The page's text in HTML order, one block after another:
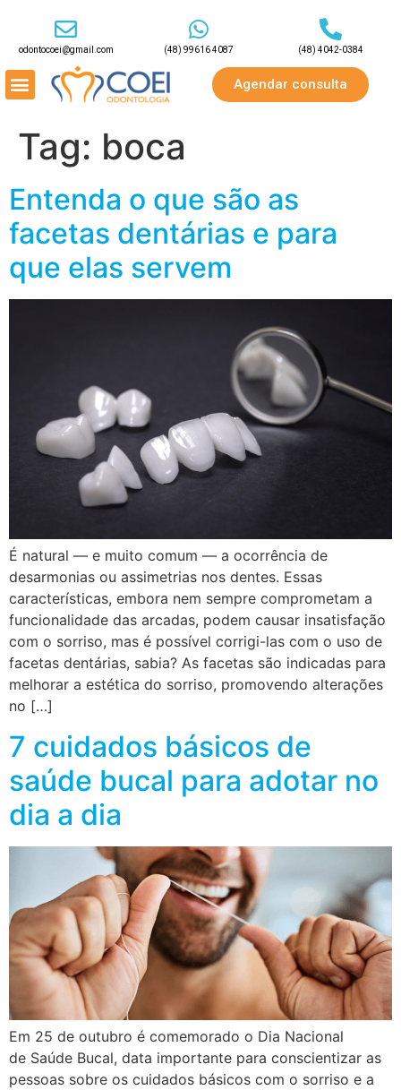
odontocoei@gmail.com (48) 99616 4087 (48) 4042-0384
Agendar consulta
Tag: boca
Entenda o que são as
facetas dentárias e para
que elas servem
É natural — e muito comum — a ocorrência de
desarmonias ou assimetrias nos dentes. Essas
características, embora nem sempre comprometam a
funcionalidade das arcadas, podem causar insatisfação
com o sorriso, mas é possível corrigi-las com o uso de
facetas dentárias, sabia? As facetas são indicadas para
melhorar a estética do sorriso, promovendo alterações
no […]
7 cuidados básicos de
saúde bucal para adotar no
dia a dia
Em 25 de outubro é comemorado o Dia Nacional
de Saúde Bucal, data importante para conscientizar as
pessoas sobre os cuidados básicos com o sorriso e a